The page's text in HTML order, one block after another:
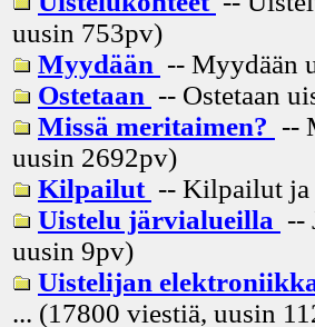
uusin 753pv)
Myydään -- Myydään
Ostetaan -- Ostetaan
Missä meritaimen? --
uusin 2692pv)
Kilpailut -- Kilpailut ja
Uistelu järvialueilla --
uusin 9pv)
Uistelijan
... (17800 viestiä, uusin